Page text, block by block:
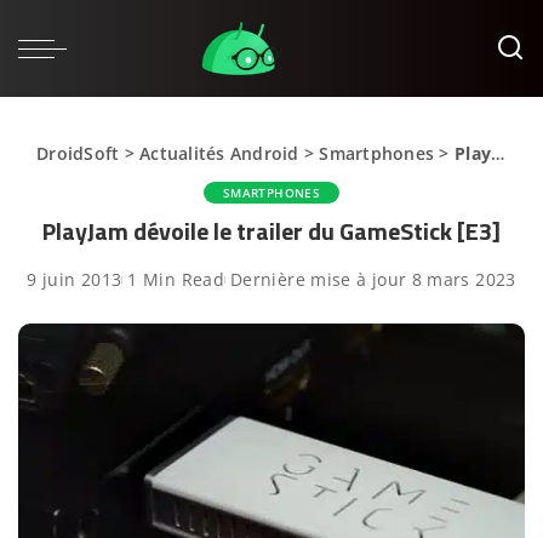
DroidSoft >Actualités Android >Smartphones > PlayJam dévoile le trailer du GameStick [E3]
SMARTPHONES
PlayJam dévoile le trailer du GameStick [E3]
9 juin 2013 1 Min Read Dernière mise à jour 8 mars 2023